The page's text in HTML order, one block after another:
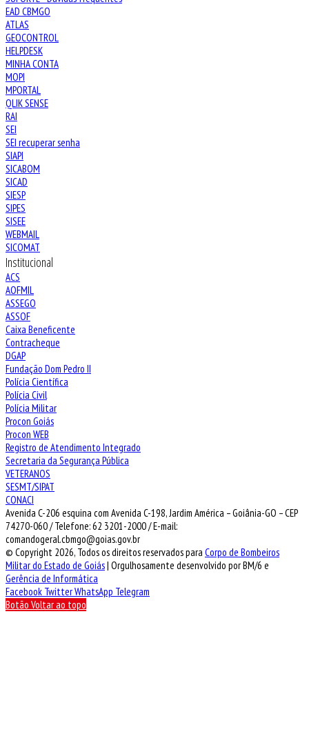
EAD CBMGO
ATLAS
GEOCONTROL
HELPDESK
MINHA CONTA
MOPI
MPORTAL
QLIK SENSE
RAI
SEI
SEI recuperar senha
SIAPI
SICABOM
SICAD
SIESP
SIPES
SISEE
WEBMAIL
SICOMAT
Institucional
ACS
AOFMIL
ASSEGO
ASSOF
Caixa Beneficente
Contracheque
DGAP
Fundação Dom Pedro II
Polícia Científica
Polícia Civil
Polícia Militar
Procon Goiás
Procon WEB
Registro de Atendimento Integrado
Secretaria da Segurança Pública
VETERANOS
SESMT/SIPAT
CONACI
Avenida C-206 esquina com Avenida C-198, Jardim América – Goiânia-GO – CEP
74270-060 / Telefone: 62 3201-2000 / E-mail:
comandogeral.cbmgo@goias.gov.br
© Copyright 2026, Todos os direitos reservados para Corpo de Bombeiros
Militar do Estado de Goiás| Orgulhosamente desenvolvido por BM/6 e
Gerência de Informática
Facebook TwitterWhatsApp Telegram
Botão Voltar ao topo